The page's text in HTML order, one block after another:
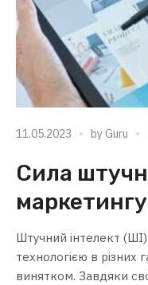
11.05.2023 by Guru
Сила
маркетингу
Штучний інтелект
технологією в різних
винятком. Завдяки